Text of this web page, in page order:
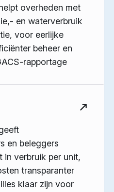
overheden met
en waterverbruik
voor eerlijke
beheer en
rapportage
en beleggers
in verbruik per unit,
transparanter
klaar zijn voor